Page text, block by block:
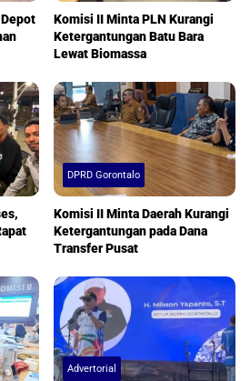
Komisi II Minta PLN Kurangi
Ketergantungan Batu Bara
Lewat Biomassa
DPRD Gorontalo
Komisi II Minta Daerah Kurangi
Ketergantungan pada Dana
Transfer Pusat
Advertorial